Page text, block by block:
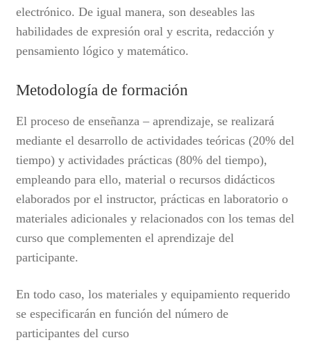
electrónico. De igual manera, son deseables las
habilidades de expresión oral y escrita, redacción y
pensamiento lógico y matemático.
Metodología de formación
El proceso de enseñanza – aprendizaje, se realizará
mediante el desarrollo de actividades teóricas (20% del
tiempo) y actividades prácticas (80% del tiempo),
empleando para ello, material o recursos didácticos
elaborados por el instructor, prácticas en laboratorio o
materiales adicionales y relacionados con los temas del
curso que complementen el aprendizaje del
participante.
En todo caso, los materiales y equipamiento requerido
se especificarán en función del número de
participantes del curso